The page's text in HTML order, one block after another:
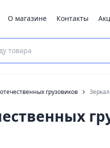
О магазине Контакты
грузовиков